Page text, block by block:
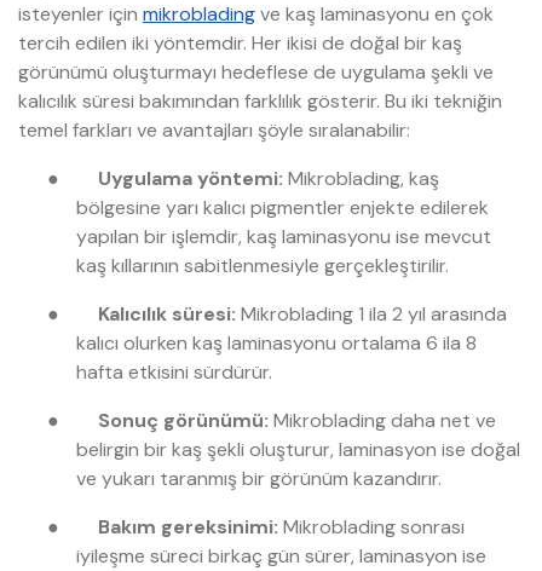
isteyenler için mikrobladingve kaş laminasyonu en çok
tercih edilen iki yöntemdir. Her ikisi de doğal bir kaş
görünümü oluşturmayı hedeflese de uygulama şekli ve
kalıcılık süresi bakımından farklılık gösterir. Bu iki tekniğin
temel farkları ve avantajları şöyle sıralanabilir:
●
Uygulama yöntemi: Mikroblading, kaş
bölgesine yarı kalıcı pigmentler enjekte edilerek
yapılan bir işlemdir, kaş laminasyonu ise mevcut
kaş kıllarının sabitlenmesiyle gerçekleştirilir.
●
Kalıcılık süresi: Mikroblading 1 ila 2 yıl arasında
kalıcı olurken kaş laminasyonu ortalama 6 ila 8
hafta etkisini sürdürür.
●
Sonuç görünümü: Mikroblading daha net ve
belirgin bir kaş şekli oluşturur, laminasyon ise doğal
ve yukarı taranmış bir görünüm kazandırır.
●
Bakım gereksinimi: Mikroblading sonrası
iyileşme süreci birkaç gün sürer, laminasyon ise